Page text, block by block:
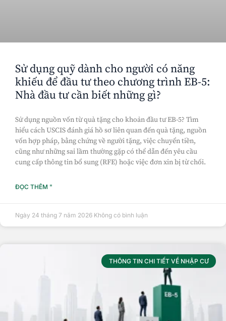
Sử dụng quỹ dành cho người có năng
khiếu để đầu tư theo chương trình EB-5:
Nhà đầu tư cần biết những gì?
Sử dụng nguồn vốn từ quà tặng cho khoản đầu tư EB-5? Tìm
hiểu cách USCIS đánh giá hồ sơ liên quan đến quà tặng, nguồn
vốn hợp pháp, bằng chứng về người tặng, việc chuyển tiền,
cũng như những sai lầm thường gặp có thể dẫn đến yêu cầu
cung cấp thông tin bổ sung (RFE) hoặc việc đơn xin bị từ chối.
ĐỌC THÊM "
Ngày 24 tháng 7 năm 2026 Không có bình luận
THÔNG TIN CHI TIẾT VỀ NHẬP CƯ